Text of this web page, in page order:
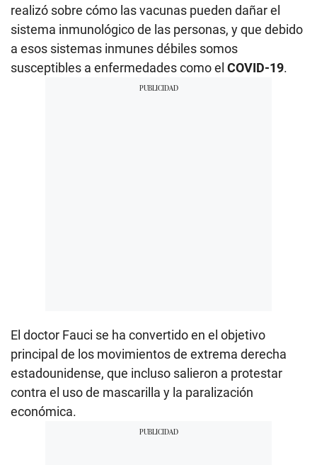
realizó sobre cómo las vacunas pueden dañar el
sistema inmunológico de las personas, y que debido
a esos sistemas inmunes débiles somos
susceptibles a enfermedades como el COVID-19.
El doctor Fauci se ha convertido en el objetivo
principal de los movimientos de extrema derecha
estadounidense, que incluso salieron a protestar
contra el uso de mascarilla y la paralización
económica.